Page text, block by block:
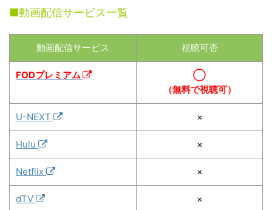
■動画配信サービス一覧
動画配信サービス 視聴可否
FODプレミアム
◯
（無料で視聴可）
U-NEXT ×
Hulu ×
Netflix ×
dTV ×